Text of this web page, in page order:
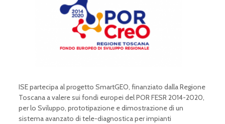
ISE partecipa al progetto SmartGEO, finanziato dalla Regione
Toscana a valere sui fondi europei del POR FESR 2014-2020,
per lo Sviluppo, prototipazione e dimostrazione di un
sistema avanzato di tele-diagnostica per impianti